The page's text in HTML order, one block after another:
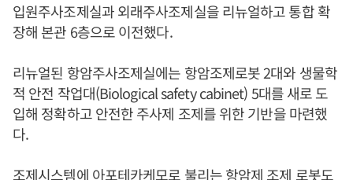
입원주사조제실과 외래주사조제실을 리뉴얼하고 통합 확
장해 본관 6층으로 이전했다.
리뉴얼된 항암주사조제실에는 항암조제로봇 2대와 생물학
적 안전 작업대(Biological safety cabinet) 5대를 새로 도
입해 정확하고 안전한 주사제 조제를 위한 기반을 마련했
다.
조제시스템에 아포테카케모로 불리는 항암제 조제 로봇도